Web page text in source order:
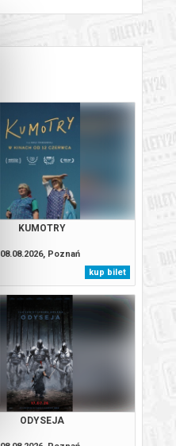
KUMOTRY
08.08.2026, Poznań
kup bilet
ODYSEJA